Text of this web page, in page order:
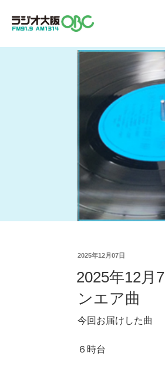
2025年12月07日
2025年12
ンエア曲
今回お届けした曲
６時台